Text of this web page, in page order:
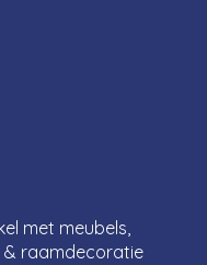
met meubels,
& raamdecoratie